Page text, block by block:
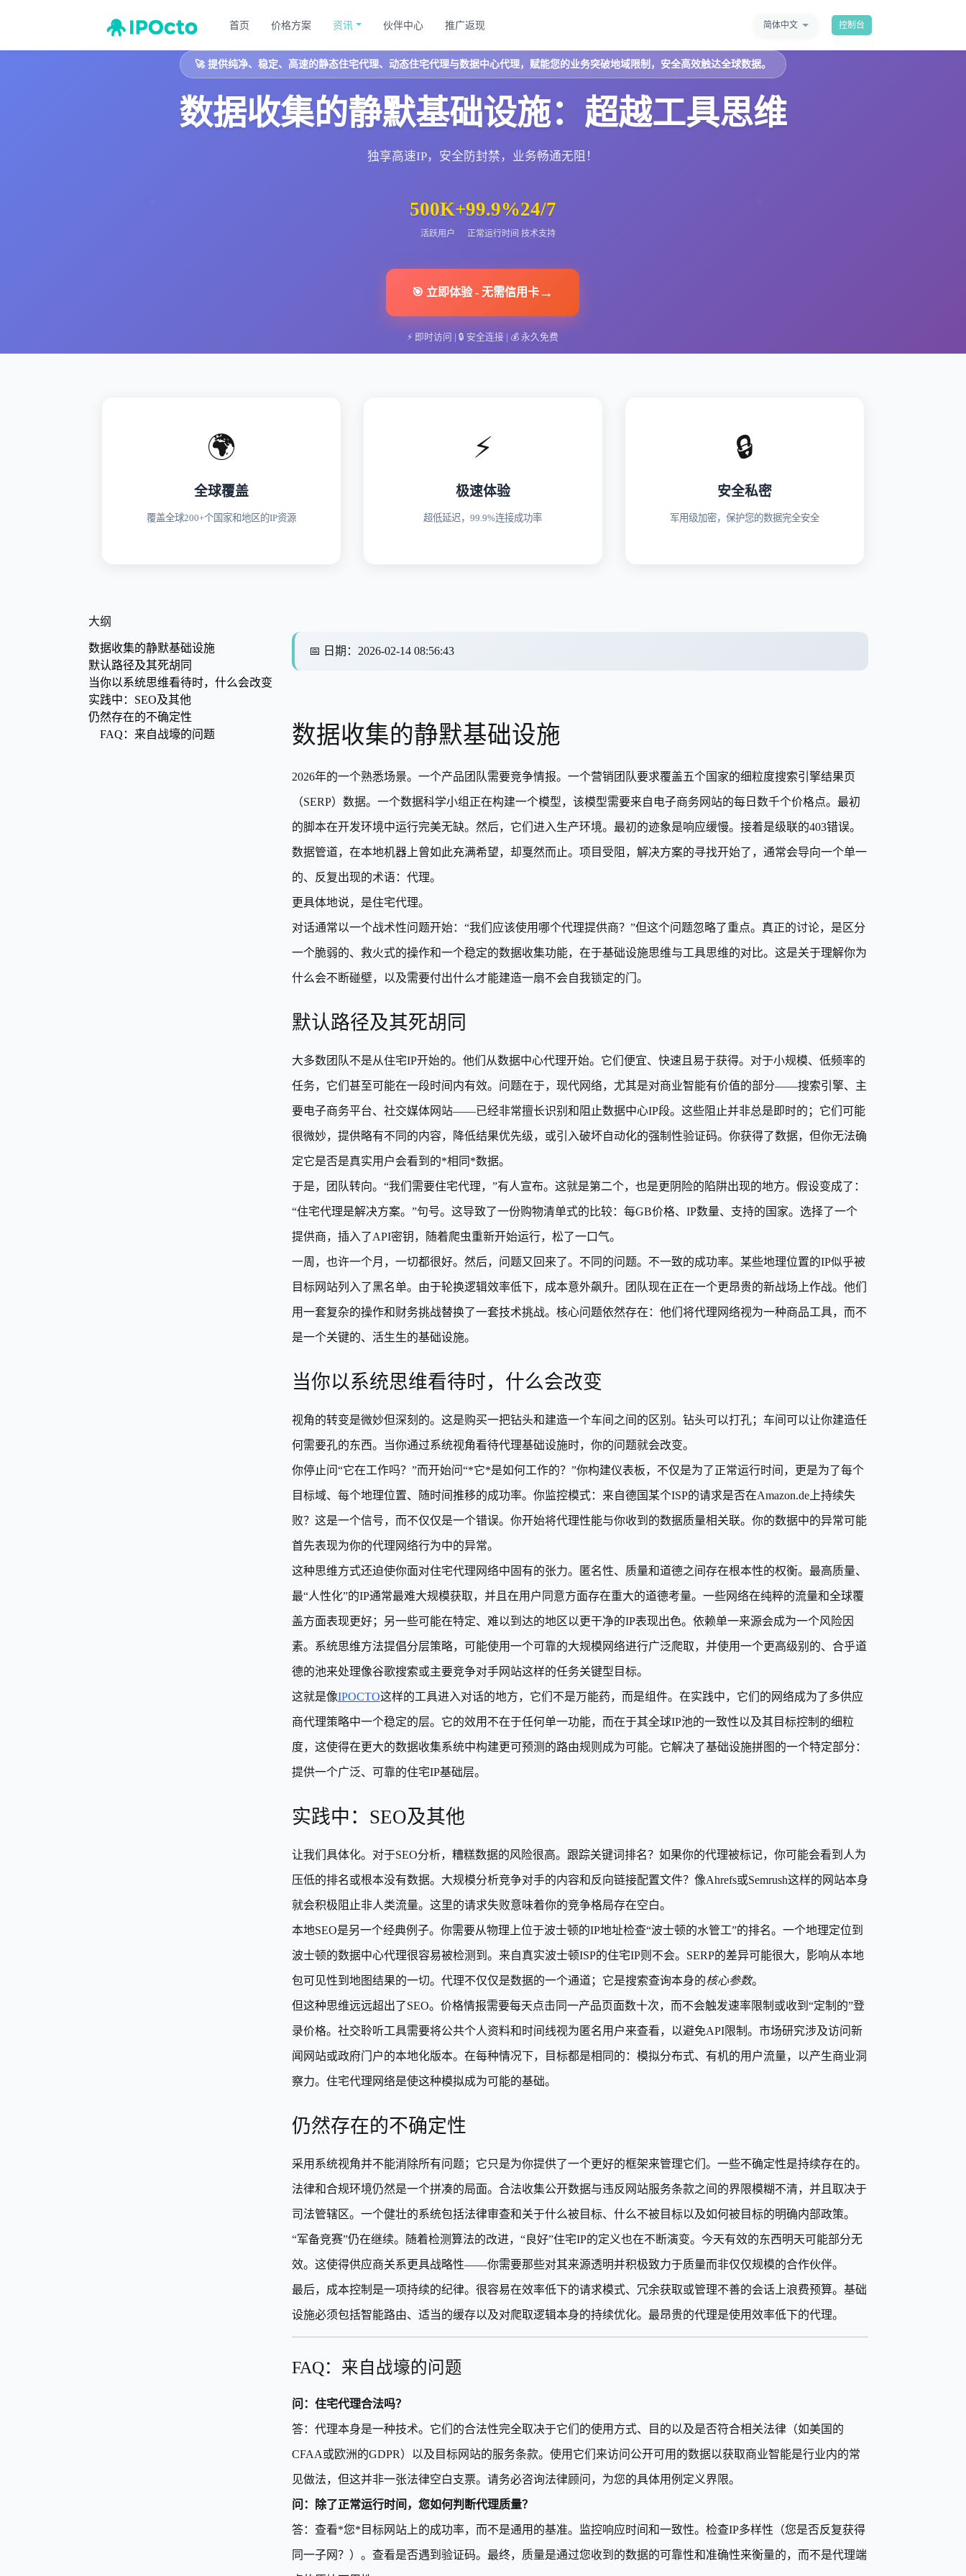
首页 价格方案 资讯 伙伴中心 推广返现 简体中文 控制台
🚀 提供纯净、稳定、高速的静态住宅代理、动态住宅代理与数据中心代理，赋能您的业务突破地域限制，安全高效触达全球数据。
数据收集的静默基础设施：超越工具思维
独享高速IP，安全防封禁，业务畅通无阻！
500K+
活跃用户
99.9%
正常运行时间
24/7
技术支持
🎯 立即体验-无需信用卡 →
⚡ 即时访问 | 🔒 安全连接 | 💰永久免费
🌍
全球覆盖
覆盖全球200+个国家和地区的IP资源
⚡
极速体验
超低延迟，99.9%连接成功率
🔒
安全私密
军用级加密，保护您的数据完全安全
大纲
数据收集的静默基础设施
默认路径及其死胡同
当你以系统思维看待时，什么会改变
实践中：SEO及其他
仍然存在的不确定性
FAQ：来自战壕的问题
📅 日期 ： 2026-02-14 08:56:43
数据收集的静默基础设施
2026年的一个熟悉场景。一个产品团队需要竞争情报。一个营销团队要求覆盖五个国家的细粒度搜索引擎结果页
（SERP）数据。一个数据科学小组正在构建一个模型，该模型需要来自电子商务网站的每日数千个价格点。最初
的脚本在开发环境中运行完美无缺。然后，它们进入生产环境。最初的迹象是响应缓慢。接着是级联的403错误。
数据管道，在本地机器上曾如此充满希望，却戛然而止。项目受阻，解决方案的寻找开始了，通常会导向一个单一
的、反复出现的术语：代理。
更具体地说，是住宅代理。
对话通常以一个战术性问题开始：“我们应该使用哪个代理提供商？”但这个问题忽略了重点。真正的讨论，是区分
一个脆弱的、救火式的操作和一个稳定的数据收集功能，在于基础设施思维与工具思维的对比。这是关于理解你为
什么会不断碰壁，以及需要付出什么才能建造一扇不会自我锁定的门。
默认路径及其死胡同
大多数团队不是从住宅IP开始的。他们从数据中心代理开始。它们便宜、快速且易于获得。对于小规模、低频率的
任务，它们甚至可能在一段时间内有效。问题在于，现代网络，尤其是对商业智能有价值的部分——搜索引擎、主
要电子商务平台、社交媒体网站——已经非常擅长识别和阻止数据中心IP段。这些阻止并非总是即时的；它们可能
很微妙，提供略有不同的内容，降低结果优先级，或引入破坏自动化的强制性验证码。你获得了数据，但你无法确
定它是否是真实用户会看到的*相同*数据。
于是，团队转向。“我们需要住宅代理，”有人宣布。这就是第二个，也是更阴险的陷阱出现的地方。假设变成了：
“住宅代理是解决方案。”句号。这导致了一份购物清单式的比较：每GB价格、IP数量、支持的国家。选择了一个
提供商，插入了API密钥，随着爬虫重新开始运行，松了一口气。
一周，也许一个月，一切都很好。然后，问题又回来了。不同的问题。不一致的成功率。某些地理位置的IP似乎被
目标网站列入了黑名单。由于轮换逻辑效率低下，成本意外飙升。团队现在正在一个更昂贵的新战场上作战。他们
用一套复杂的操作和财务挑战替换了一套技术挑战。核心问题依然存在：他们将代理网络视为一种商品工具，而不
是一个关键的、活生生的基础设施。
当你以系统思维看待时，什么会改变
视角的转变是微妙但深刻的。这是购买一把钻头和建造一个车间之间的区别。钻头可以打孔；车间可以让你建造任
何需要孔的东西。当你通过系统视角看待代理基础设施时，你的问题就会改变。
你停止问“它在工作吗？”而开始问“*它*是如何工作的？”你构建仪表板，不仅是为了正常运行时间，更是为了每个
目标域、每个地理位置、随时间推移的成功率。你监控模式：来自德国某个ISP的请求是否在Amazon.de上持续失
败？这是一个信号，而不仅仅是一个错误。你开始将代理性能与你收到的数据质量相关联。你的数据中的异常可能
首先表现为你的代理网络行为中的异常。
这种思维方式还迫使你面对住宅代理网络中固有的张力。匿名性、质量和道德之间存在根本性的权衡。最高质量、
最“人性化”的IP通常最难大规模获取，并且在用户同意方面存在重大的道德考量。一些网络在纯粹的流量和全球覆
盖方面表现更好；另一些可能在特定、难以到达的地区以更干净的IP表现出色。依赖单一来源会成为一个风险因
素。系统思维方法提倡分层策略，可能使用一个可靠的大规模网络进行广泛爬取，并使用一个更高级别的、合乎道
德的池来处理像谷歌搜索或主要竞争对手网站这样的任务关键型目标。
这就是像IPOCTO这样的工具进入对话的地方，它们不是万能药，而是组件。在实践中，它们的网络成为了多供应
商代理策略中一个稳定的层。它的效用不在于任何单一功能，而在于其全球IP池的一致性以及其目标控制的细粒
度，这使得在更大的数据收集系统中构建更可预测的路由规则成为可能。它解决了基础设施拼图的一个特定部分：
提供一个广泛、可靠的住宅IP基础层。
实践中：SEO及其他
让我们具体化。对于SEO分析，糟糕数据的风险很高。跟踪关键词排名？如果你的代理被标记，你可能会看到人为
压低的排名或根本没有数据。大规模分析竞争对手的内容和反向链接配置文件？像Ahrefs或Semrush这样的网站本身
就会积极阻止非人类流量。这里的请求失败意味着你的竞争格局存在空白。
本地SEO是另一个经典例子。你需要从物理上位于波士顿的IP地址检查“波士顿的水管工”的排名。一个地理定位到
波士顿的数据中心代理很容易被检测到。来自真实波士顿ISP的住宅IP则不会。SERP的差异可能很大，影响从本地
包可见性到地图结果的一切。代理不仅仅是数据的一个通道；它是搜索查询本身的核心参数。
但这种思维远远超出了SEO。价格情报需要每天点击同一产品页面数十次，而不会触发速率限制或收到“定制的”登
录价格。社交聆听工具需要将公共个人资料和时间线视为匿名用户来查看，以避免API限制。市场研究涉及访问新
闻网站或政府门户的本地化版本。在每种情况下，目标都是相同的：模拟分布式、有机的用户流量，以产生商业洞
察力。住宅代理网络是使这种模拟成为可能的基础。
仍然存在的不确定性
采用系统视角并不能消除所有问题；它只是为你提供了一个更好的框架来管理它们。一些不确定性是持续存在的。
法律和合规环境仍然是一个拼凑的局面。合法收集公开数据与违反网站服务条款之间的界限模糊不清，并且取决于
司法管辖区。一个健壮的系统包括法律审查和关于什么被目标、什么不被目标以及如何被目标的明确内部政策。
“军备竞赛”仍在继续。随着检测算法的改进，“良好”住宅IP的定义也在不断演变。今天有效的东西明天可能部分无
效。这使得供应商关系更具战略性——你需要那些对其来源透明并积极致力于质量而非仅仅规模的合作伙伴。
最后，成本控制是一项持续的纪律。很容易在效率低下的请求模式、冗余获取或管理不善的会话上浪费预算。基础
设施必须包括智能路由、适当的缓存以及对爬取逻辑本身的持续优化。最昂贵的代理是使用效率低下的代理。
FAQ：来自战壕的问题
问：住宅代理合法吗？
答：代理本身是一种技术。它们的合法性完全取决于它们的使用方式、目的以及是否符合相关法律（如美国的
CFAA或欧洲的GDPR）以及目标网站的服务条款。使用它们来访问公开可用的数据以获取商业智能是行业内的常
见做法，但这并非一张法律空白支票。请务必咨询法律顾问，为您的具体用例定义界限。
问：除了正常运行时间，您如何判断代理质量？
答：查看*您*目标网站上的成功率，而不是通用的基准。监控响应时间和一致性。检查IP多样性（您是否反复获得
同一子网？）。查看是否遇到验证码。最终，质量是通过您收到的数据的可靠性和准确性来衡量的，而不是代理端